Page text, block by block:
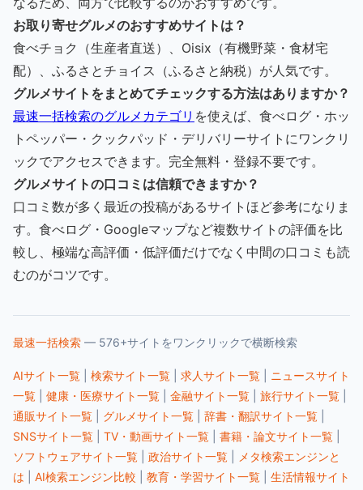
お取り寄せグルメのおすすめサイトは？
食べチョク（生産者直送）、Oisix（有機野菜・食材宅
配）、ふるさとチョイス（ふるさと納税）が人気です。
グルメサイトをまとめてチェックする方法はありますか？
最速一括検索のグルメカテゴリ を使えば、食べログ・ホッ
トペッパー・クックパッド・デリバリーサイトにワンクリ
ックでアクセスできます。完全無料・登録不要です。
グルメサイトの口コミは信頼できますか？
口コミ数が多く最近の投稿があるサイトほど参考になりま
す。食べログ・Googleマップなど複数サイトの評価を比
較し、極端な高評価・低評価だけでなく中間の口コミも読
むのがコツです。
最速一括検索 — 576+サイトをワンクリックで横断検索
AIサイト一覧 検索サイト一覧 求人サイト一覧
ニュースサイト
一覧
健康・医療サイト一覧 金融サイト一覧 旅行サイト一覧
通販サイト一覧
グルメサイト一覧 辞書・翻訳サイト一覧
SNSサイト一覧
TV・動画サイト一覧 書籍・論文サイト一覧
ソフトウェアサイト一覧
政治サイト一覧
メタ検索エンジンと
は
AI検索エンジン比較 教育・学習サイト一覧 生活情報サイト